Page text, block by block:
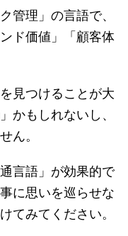
管理」の言語で、
ド価値」「顧客体
見つけることが大
かもしれないし、
ん。
言語」が効果的で
に思いを巡らせな
てみてください。